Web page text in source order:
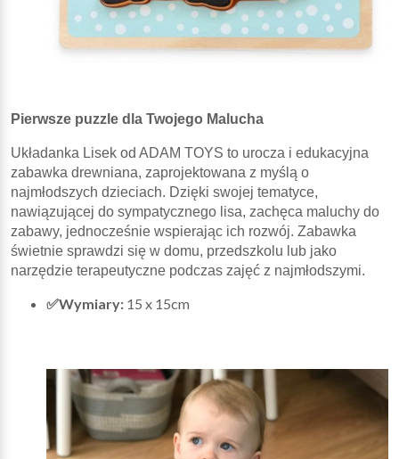
Pierwsze puzzle dla Twojego Malucha
Układanka Lisek od ADAM TOYS to urocza i edukacyjna
zabawka drewniana, zaprojektowana z myślą o
najmłodszych dzieciach. Dzięki swojej tematyce,
nawiązującej do sympatycznego lisa, zachęca maluchy do
zabawy, jednocześnie wspierając ich rozwój. Zabawka
świetnie sprawdzi się w domu, przedszkolu lub jako
narzędzie terapeutyczne podczas zajęć z najmłodszymi.
✅Wymiary: 15 x 15cm